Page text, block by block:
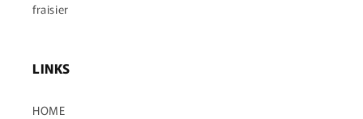
fraisier
LINKS
HOME